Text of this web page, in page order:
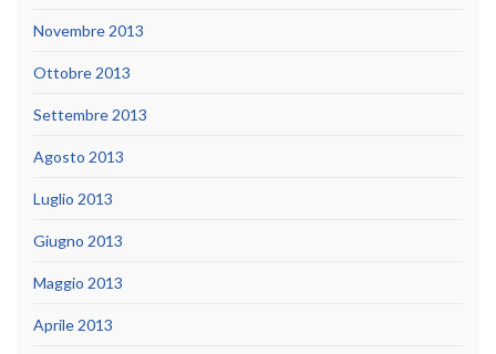
Novembre 2013
Ottobre 2013
Settembre 2013
Agosto 2013
Luglio 2013
Giugno 2013
Maggio 2013
Aprile 2013